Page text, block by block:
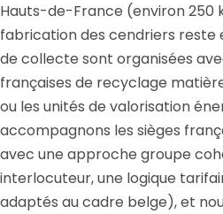
Hauts-de-France (environ 250
fabrication des cendriers reste
de collecte sont organisées
françaises de recyclage
ou les unités de valorisation
accompagnons les sièges
avec une approche groupe
interlocuteur, une logique
adaptés au cadre belge), et